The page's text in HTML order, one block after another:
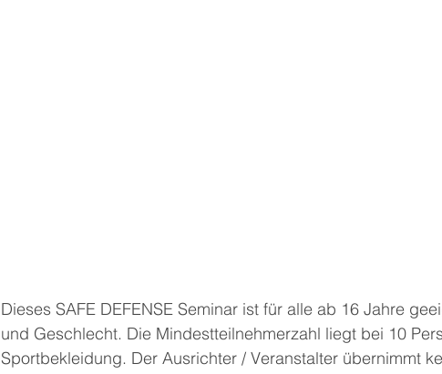
Dieses SAFE DEFENSE Seminar ist für alle ab 16 Jahre
und Geschlecht. Die Mindestteilnehmerzahl liegt bei 10
Sportbekleidung. Der Ausrichter / Veranstalter übernimmt